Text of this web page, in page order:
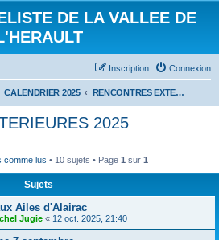
DE LA VALLEE DE
Connexion
Inscription
CALENDRIER 2025 RENCONTRES EXTERIEURES 2025
2025
comme lus • 10 sujets • Page 1 sur 1
Sujets
Ailes d'Alairac
Jugie « 12 oct. 2025, 21:40